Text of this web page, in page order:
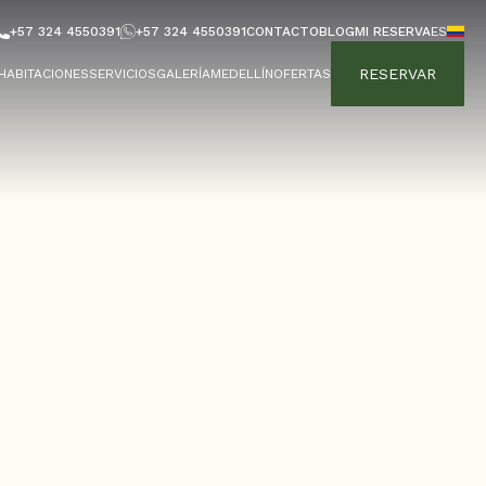
+57 324 4550391 +57 324 4550391CONTACTOBLOGMI RESERVAES
HABITACIONESSERVICIOSGALERÍAMEDELLÍNOFERTAS RESERVAR